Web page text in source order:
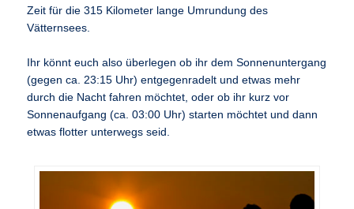
Zeit für die 315 Kilometer lange Umrundung des
Vätternsees.
Ihr könnt euch also überlegen ob ihr dem Sonnenuntergang
(gegen ca. 23:15 Uhr) entgegenradelt und etwas mehr
durch die Nacht fahren möchtet, oder ob ihr kurz vor
Sonnenaufgang (ca. 03:00 Uhr) starten möchtet und dann
etwas flotter unterwegs seid.